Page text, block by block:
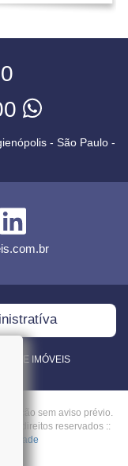
- São Paulo -
DE IMÓVEIS
sem aviso prévio.
os direitos reservados ::